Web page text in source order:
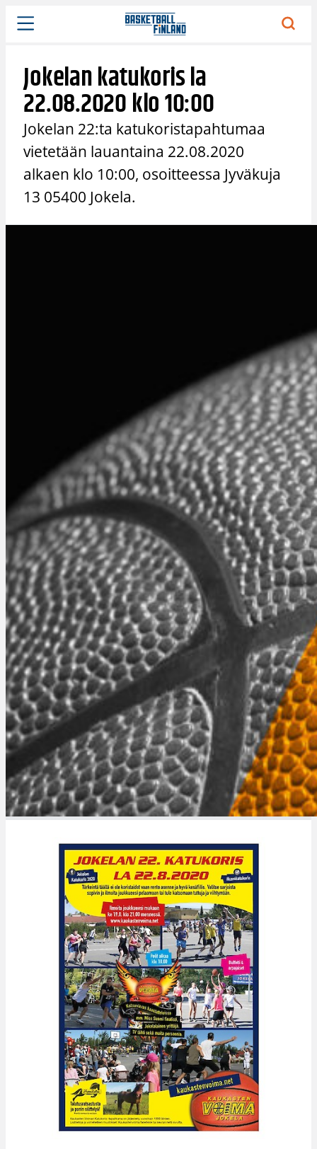
Siirry
sisältöön
Jokelan katukoris la
22.08.2020 klo 10:00
Jokelan 22:ta katukoristapahtumaa
vietetään lauantaina 22.08.2020
alkaen klo 10:00, osoitteessa Jyväkuja
13 05400 Jokela.